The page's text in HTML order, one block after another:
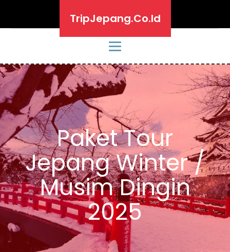
TripJepang.Co.Id
Paket Tour
Jepang Winter /
Musim Dingin
2025